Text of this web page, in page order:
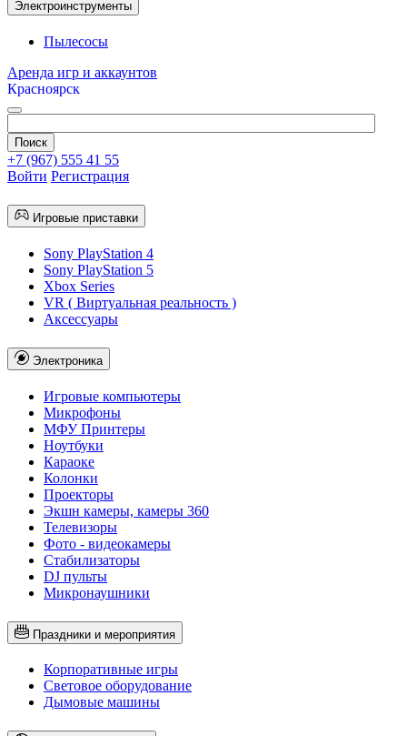
Электроинструменты
Пылесосы
Аренда игр и аккаунтов
Красноярск
+7 (967) 555 41 55
Войти Регистрация
Игровые приставки
Sony PlayStation 4
Sony PlayStation 5
Xbox Series
VR ( Виртуальная реальность )
Аксессуары
Электроника
Игровые компьютеры
Микрофоны
МФУ Принтеры
Ноутбуки
Караоке
Колонки
Проекторы
Экшн камеры, камеры 360
Телевизоры
Фото - видеокамеры
Стабилизаторы
DJ пульты
Микронаушники
Праздники и мероприятия
Корпоративные игры
Световое оборудование
Дымовые машины